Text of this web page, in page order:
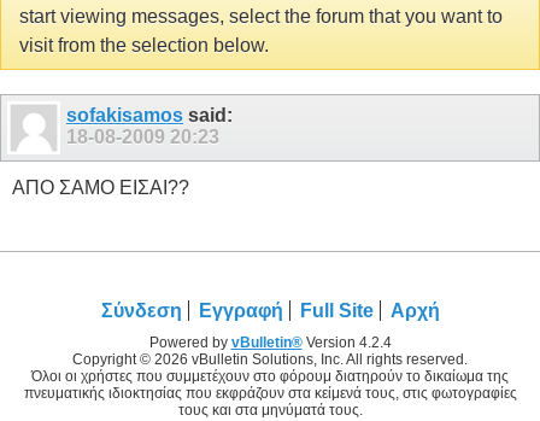
start viewing messages, select the forum that you want to
visit from the selection below.
sofakisamos said:
18-08-2009 20:23
ΑΠΟ ΣΑΜΟ ΕΙΣΑΙ??
Σύνδεση Εγγραφή Full Site Αρχή
Powered by vBulletin®Version 4.2.4
Copyright © 2026 vBulletin Solutions, Inc. All rights reserved.
Όλοι οι χρήστες που συμμετέχουν στο φόρουμ διατηρούν το δικαίωμα της
πνευματικής ιδιοκτησίας που εκφράζουν στα κείμενά τους, στις φωτογραφίες
τους και στα μηνύματά τους.